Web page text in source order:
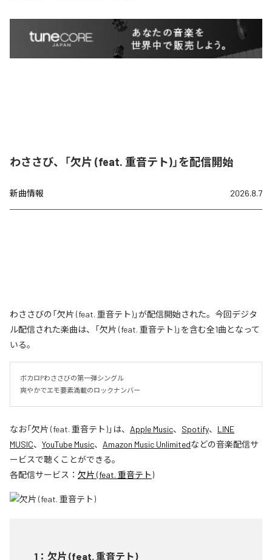
わささび、「欠片 (feat. 重音テト)」を配信開始
新曲情報 2026.8.7
わささびの「欠片 (feat. 重音テト)」が配信開始された。今回デジタ
ル配信された楽曲は、「欠片 (feat. 重音テト)」を含む全1曲となって
いる。
ボカロPわささびの第一弾シングル
爽やかでエモ要素満載のロックナンバー
なお「欠片 (feat. 重音テト)」は、 Apple Music、 Spotify、 LINE
MUSIC、 YouTube Music、 Amazon Music Unlimitedなどの音楽配信サ
ービスで聴くことができる。
各配信サービス： 欠片 (feat. 重音テト)
1 ： 欠片 (feat. 重音テト)